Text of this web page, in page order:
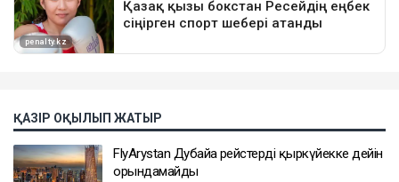
ҚАЗІР ОҚЫЛЫП ЖАТЫР
FlyArystan Дубайға рейстерді қыркүйекке дейін
орындамайды